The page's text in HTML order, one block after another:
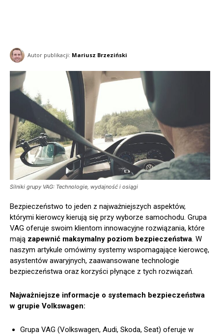
Autor publikacji: Mariusz Brzeziński
Silniki grupy VAG: Technologie, wydajność i osiągi
Bezpieczeństwo to jeden z najważniejszych aspektów,
którymi kierowcy kierują się przy wyborze samochodu. Grupa
VAG oferuje swoim klientom innowacyjne rozwiązania, które
mają zapewnić maksymalny poziom bezpieczeństwa. W
naszym artykule omówimy systemy wspomagające kierowcę,
asystentów awaryjnych, zaawansowane technologie
bezpieczeństwa oraz korzyści płynące z tych rozwiązań.
Najważniejsze informacje o systemach bezpieczeństwa
w grupie Volkswagen:
Grupa VAG (Volkswagen, Audi, Skoda, Seat) oferuje w